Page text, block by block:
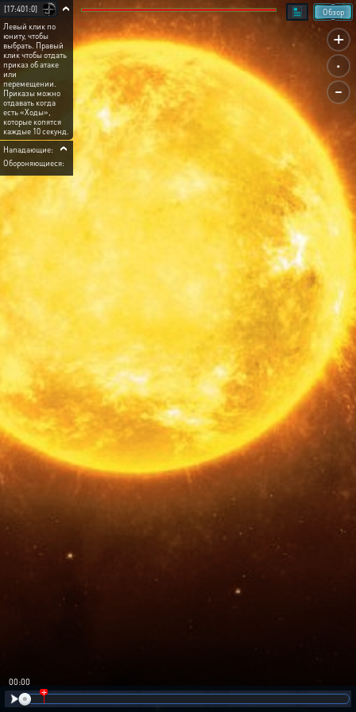
+
.
-
Обзор
[17:401:0]
Левый клик по
юниту, чтобы
выбрать. Правый
клик чтобы отдать
приказ об атаке
или
перемещении.
Приказы можно
отдавать когда
есть «Ходы»,
которые копятся
каждые 10 секунд.
Нападающие:
Обороняющиеся:
00:00